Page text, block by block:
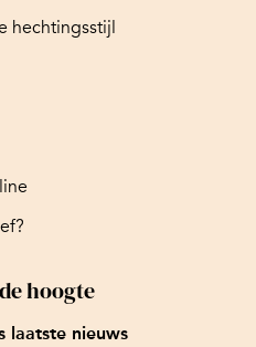
hechtingsstijl
hoogte
laatste nieuws